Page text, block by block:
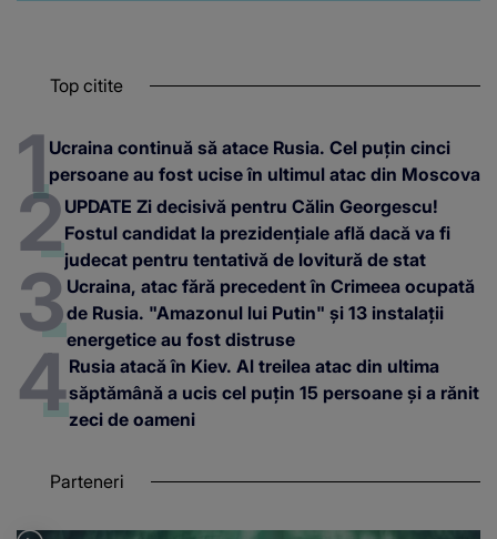
Top citite
Ucraina continuă să atace Rusia. Cel puțin cinci
persoane au fost ucise în ultimul atac din Moscova
UPDATE Zi decisivă pentru Călin Georgescu!
Fostul candidat la prezidențiale află dacă va fi
judecat pentru tentativă de lovitură de stat
Ucraina, atac fără precedent în Crimeea ocupată
de Rusia. "Amazonul lui Putin" și 13 instalații
energetice au fost distruse
Rusia atacă în Kiev. Al treilea atac din ultima
săptămână a ucis cel puțin 15 persoane și a rănit
zeci de oameni
Parteneri